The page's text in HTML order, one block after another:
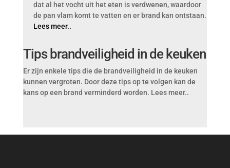
dat al het vocht uit het eten is verdwenen, waardoor
de pan vlam komt te vatten en er brand kan ontstaan.
Lees meer..
Tips brandveiligheid in de keuken
Er zijn enkele tips die de brandveiligheid in de keuken
kunnen vergroten. Door deze tips op te volgen kan de
kans op een brand verminderd worden. Lees meer..